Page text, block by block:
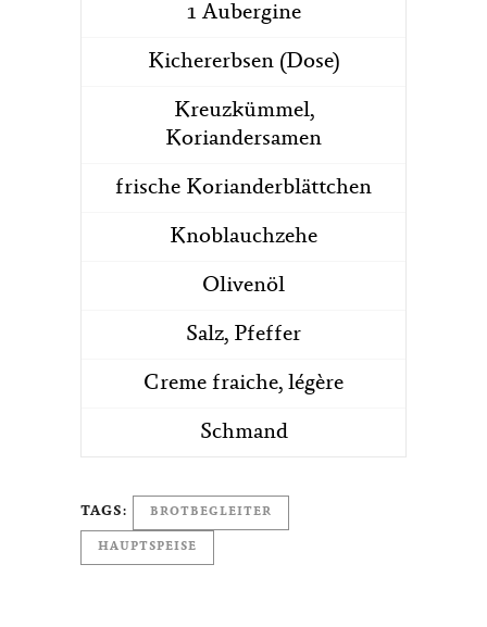
1 Aubergine
Kichererbsen (Dose)
Kreuzkümmel,
Koriandersamen
frische Korianderblättchen
Knoblauchzehe
Olivenöl
Salz, Pfeffer
Creme fraiche, légère
Schmand
TAGS: BROTBEGLEITER
HAUPTSPEISE